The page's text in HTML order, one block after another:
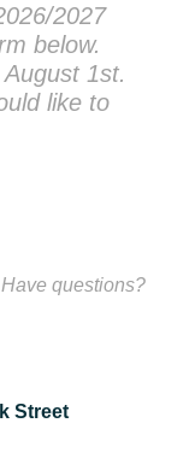
2027
below.
1st.
like to
questions?
Street